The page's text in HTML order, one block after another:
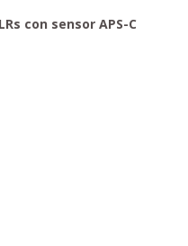
con sensor APS-C